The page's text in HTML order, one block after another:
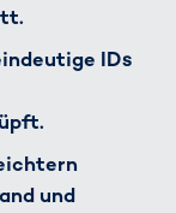
IDs
und